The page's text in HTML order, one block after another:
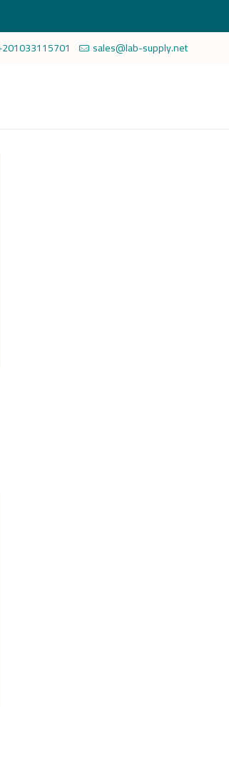
sales@lab-supply.net